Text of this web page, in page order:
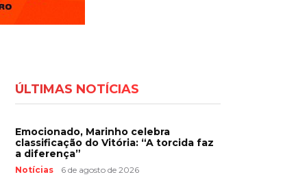
ÚLTIMAS NOTÍCIAS
Emocionado, Marinho celebra
classificação do Vitória: “A torcida faz
a diferença”
Notícias 6 de agosto de 2026